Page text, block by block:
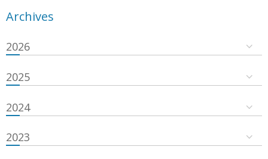
Archives
2026
2025
2024
2023